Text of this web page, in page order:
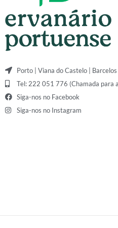
Porto | Viana do Castelo | Barcelos
Tel: 222 051 776 (Chamada para
Siga-nos no Facebook
Siga-nos no Instagram